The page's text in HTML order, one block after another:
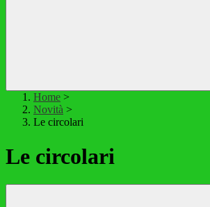
Home >
Novità >
Le circolari
Le circolari